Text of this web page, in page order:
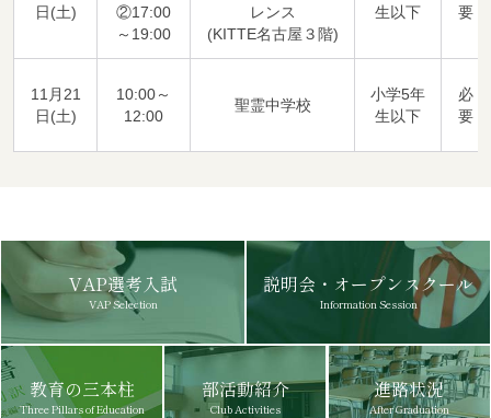
日(土)
②17:00
～19:00
レンス
(KITTE名古屋３階)
生以下
要
11月21
日(土)
10:00～
12:00
聖霊中学校
小学5年
生以下
必
要
VAP選考入試
VAP Selection
説明会・オープンスクール
Information Session
教育の三本柱
Three Pillars of Education
部活動紹介
Club Activities
進路状況
After Graduation